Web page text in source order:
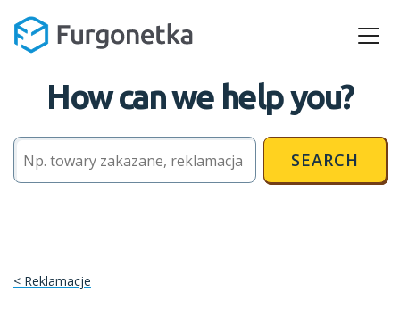
How can we help you?
SEARCH
Reklamacje